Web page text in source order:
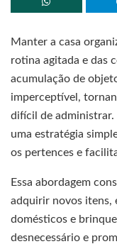
Manter a casa
rotina agitada e das
acumulação de
imperceptível,
difícil de administrar.
uma estratégia
os pertences e
Essa abordagem
adquirir novos itens,
domésticos e
desnecessário e